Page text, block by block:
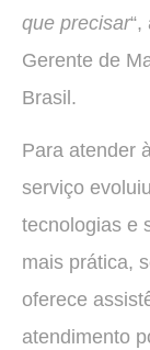
que precisar
Gerente de
Brasil.
Para atender
serviço
tecnologias e
mais prática,
oferece
atendimento